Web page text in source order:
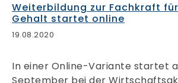
Weiterbildung zur Fachkraft
Gehalt startet online
19.08.2020
In einer Online-Variante startet